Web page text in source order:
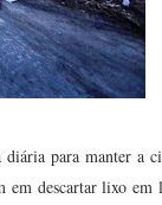
para manter a
em descartar lixo em